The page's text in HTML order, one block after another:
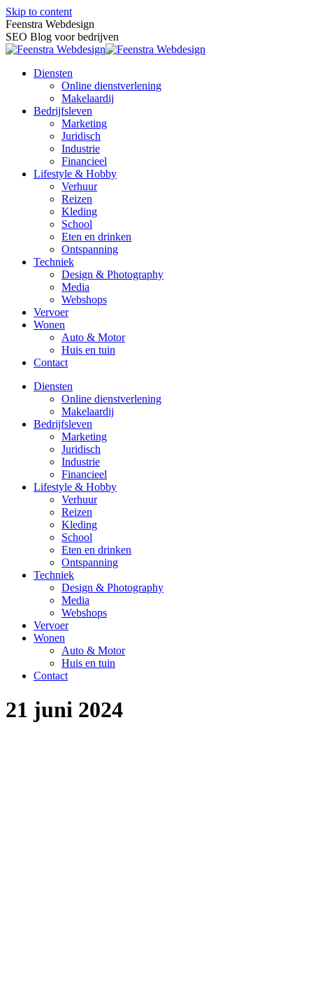
Skip to content
Feenstra Webdesign
SEO Blog voor bedrijven
Diensten
Online dienstverlening
Makelaardij
Bedrijfsleven
Marketing
Juridisch
Industrie
Financieel
Lifestyle & Hobby
Verhuur
Reizen
Kleding
School
Eten en drinken
Ontspanning
Techniek
Design & Photography
Media
Webshops
Vervoer
Wonen
Auto & Motor
Huis en tuin
Contact
Diensten
Online dienstverlening
Makelaardij
Bedrijfsleven
Marketing
Juridisch
Industrie
Financieel
Lifestyle & Hobby
Verhuur
Reizen
Kleding
School
Eten en drinken
Ontspanning
Techniek
Design & Photography
Media
Webshops
Vervoer
Wonen
Auto & Motor
Huis en tuin
Contact
21 juni 2024